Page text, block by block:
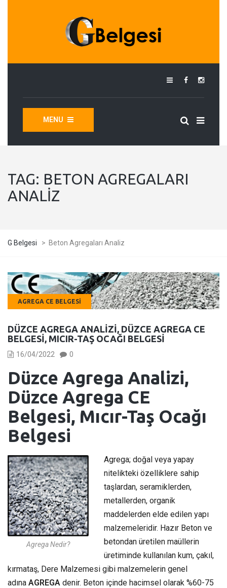
MENU
TAG: BETON AGREGALARI
ANALIZ
G Belgesi > Beton Agregaları Analiz
AGREGA CE BELGESI
DÜZCE AGREGA ANALIZI, DÜZCE AGREGA CE
BELGESI, MICIR-TAŞ OCAĞI BELGESI
16/04/2022 0
Düzce Agrega Analizi,
Düzce Agrega CE
Belgesi, Mıcır-Taş Ocağı
Belgesi
Agrega Nedir?
Agrega; doğal veya yapay
nitelikteki özelliklere sahip
taşlardan, seramiklerden,
metallerden, organik
maddelerden elde edilen yapı
malzemeleridir. Hazır Beton ve
betondan üretilen maüllerin
üretiminde kullanılan kum, çakıl,
kırmataş, Dere Malzemesi gibi malzemelerin genel
adına AGREGA denir. Beton içinde hacimsel olarak %60-75